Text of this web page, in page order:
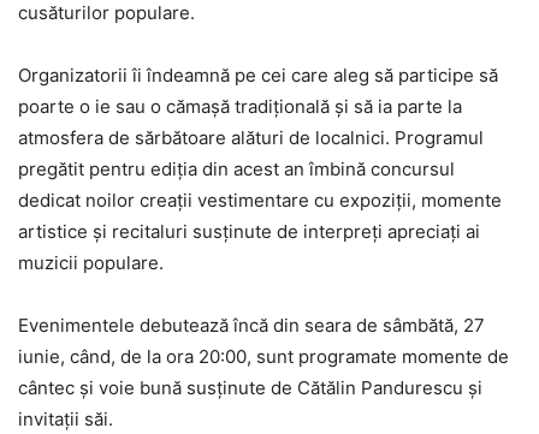
cusăturilor populare.
Organizatorii îi îndeamnă pe cei care aleg să participe să
poarte o ie sau o cămașă tradițională și să ia parte la
atmosfera de sărbătoare alături de localnici. Programul
pregătit pentru ediția din acest an îmbină concursul
dedicat noilor creații vestimentare cu expoziții, momente
artistice și recitaluri susținute de interpreți apreciați ai
muzicii populare.
Evenimentele debutează încă din seara de sâmbătă, 27
iunie, când, de la ora 20:00, sunt programate momente de
cântec și voie bună susținute de Cătălin Pandurescu și
invitații săi.